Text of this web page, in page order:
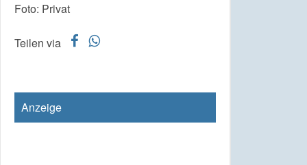
Foto: Privat
Teilen via f w
Anzeige